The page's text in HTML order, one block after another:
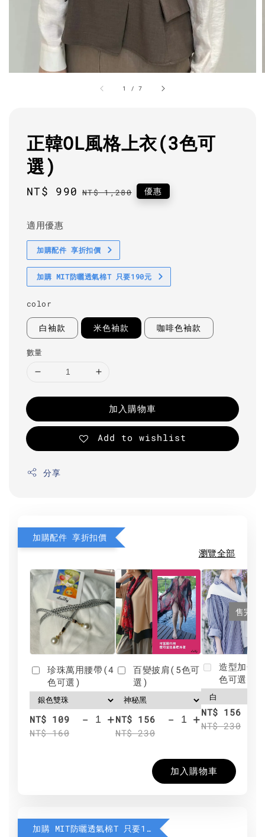
1 /7
正韓OL風格上衣(3色可
選)
Sale
NT$ 990 Regular
NT$ 1,280 優惠
適用優惠
加購配件 享折扣價
加購 MIT防曬透氣棉T 只要190元
color
白袖款 米色袖款 咖啡色袖款
數量
加入購物車
Add to wishlist
分享
加購配件 享折扣價
瀏覽全部
珍珠萬用腰帶(4
色可選)
NT$ 109
NT$ 160
- +
百變披肩(5色可
選)
NT$ 156
NT$ 230
- +
售完
造型加分
色可選)
NT$ 156
NT$ 230
加入購物車
加購 MIT防曬透氣棉T 只要190元